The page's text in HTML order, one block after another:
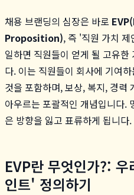
채용 브랜딩의 심장은 바로
Proposition), 즉 '직원 가치
일하면 직원들이 얻게 될 고유
다. 이는 직원들이 회사에 기여
것을 포함하며, 보상, 복지, 경력
아우르는 포괄적인 개념입니다.
은 방향을 잃고 표류하게 됩니다.
EVP란 무엇인가?:
인트' 정의하기